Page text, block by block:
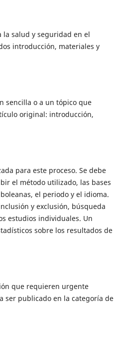
la salud y seguridad en el
introducción, materiales y
sencilla o a un tópico que
original: introducción,
para este proceso. Se debe
el método utilizado, las bases
el periodo y el idioma.
y exclusión, búsqueda
estudios individuales. Un
sobre los resultados de
que requieren urgente
ser publicado en la categoría de